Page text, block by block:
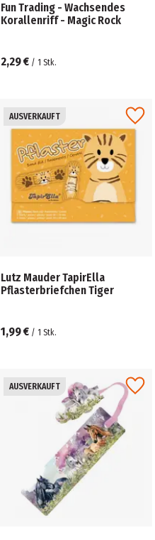
Fun Trading - Wachsendes
Korallenriff - Magic Rock
2,29 € / 1 Stk.
AUSVERKAUFT
Lutz Mauder TapirElla
Pflasterbriefchen Tiger
1,99 € / 1 Stk.
AUSVERKAUFT